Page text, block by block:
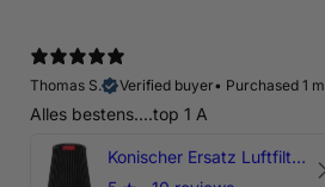
Thomas S.
Verified buyer• Purchased 1
Alles bestens....top 1 A
Konischer Ersatz Luftfilter Pilz - 4" & 5" Offene Ansaugung